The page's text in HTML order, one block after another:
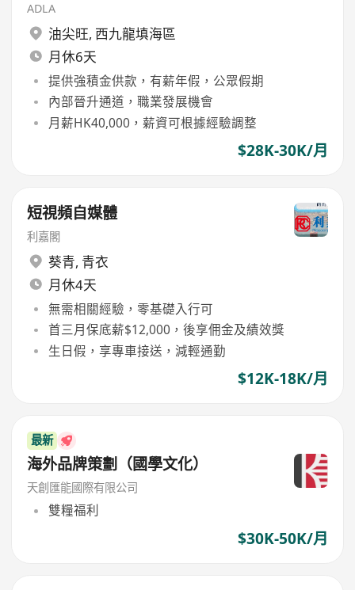
ADLA
油尖旺, 西九龍填海區
月休6天
提供強積金供款，有薪年假，公眾假期
內部晉升通道，職業發展機會
月薪HK40,000，薪資可根據經驗調整
$28K-30K/月
短視頻自媒體
利嘉閣
葵青, 青衣
月休4天
無需相關經驗，零基礎入行可
首三月保底薪$12,000，後享佣金及績效獎
生日假，享專車接送，減輕通勤
$12K-18K/月
最新
海外品牌策劃（國學文化）
天創匯能國際有限公司
雙糧福利
$30K-50K/月